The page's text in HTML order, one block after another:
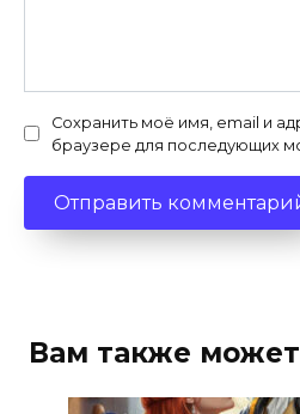
Сохранить моё имя, email и
браузере для последующих
Вам также